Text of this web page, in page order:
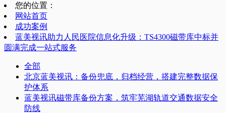
您的位置：
网站首页
成功案例
蓝美视讯助力人民医院信息化升级：TS4300磁带库中标并
圆满完成一站式服务
全部
北京蓝美视讯：备份兜底，归档经营，搭建完整数据保
护体系
蓝美视讯磁带库备份方案，筑牢芜湖轨道交通数据安全
防线